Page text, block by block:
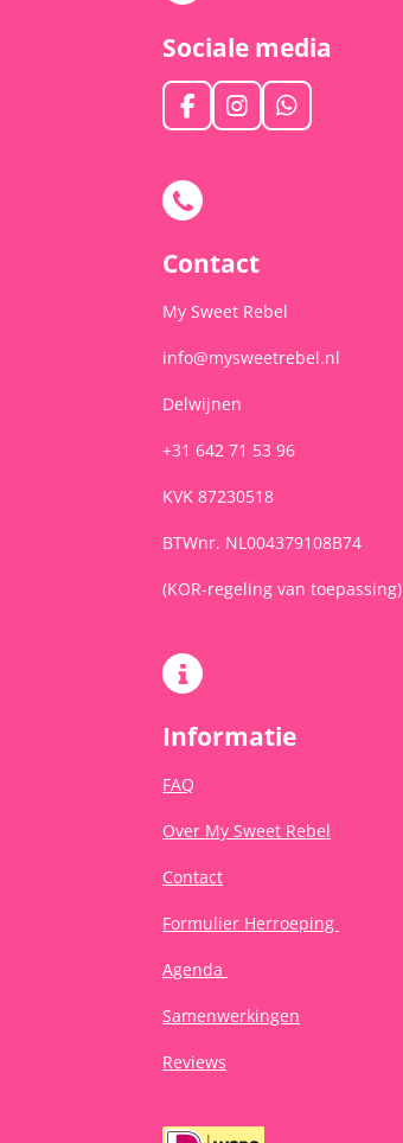
Sociale media
F
a
e
b
o
k
I
n
a
W
h
Contact
My Sweet Rebel
info@mysweetrebel.nl
Delwijnen
+31 642 71 53 96
KVK 87230518
BTWnr. NL004379108B74
(KOR-regeling van toepassing)
Informatie
FAQ
Over My Sweet Rebel
Contact
Formulier Herroeping
Agenda
Samenwerkingen
Reviews